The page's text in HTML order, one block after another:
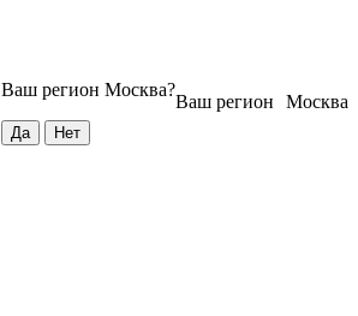
Москва
Ваш регион
Ваш регион Москва?